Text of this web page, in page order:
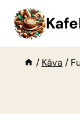
Přeskočit
obsah
/ Káva /